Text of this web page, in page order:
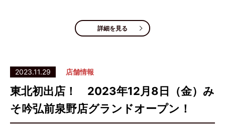
詳細を見る
2023.11.29 店舗情報
東北初出店！ 2023年12月8日（金）み
そ吟弘前泉野店グランドオープン！